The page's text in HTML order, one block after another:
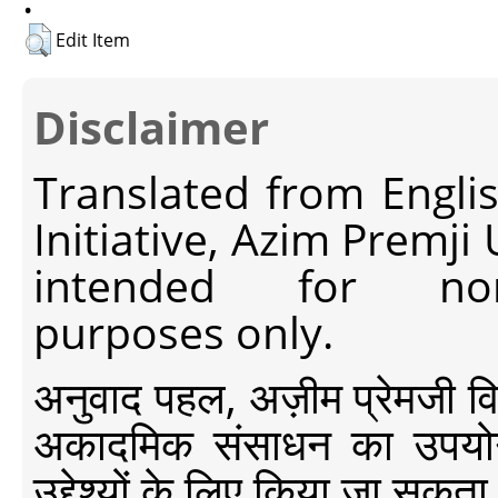
Edit Item
Disclaimer
Translated from
Initiative, Azim Premji
intended for non-
purposes only.
अनुवाद पहल, अज़ीम प्रेमजी
अकादमिक संसाधन का